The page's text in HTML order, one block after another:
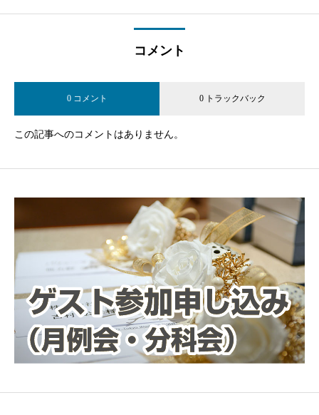
コメント
0 コメント 0 トラックバック
この記事へのコメントはありません。